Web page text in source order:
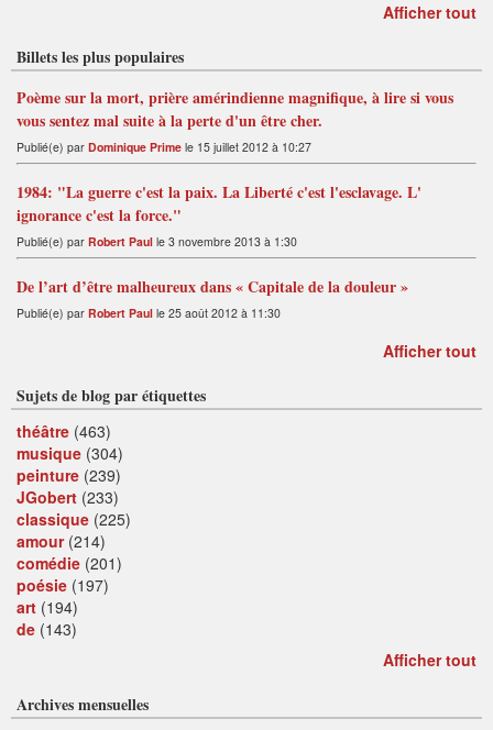
Afficher tout
Billets les plus populaires
Poème sur la mort, prière amérindienne magnifique, à lire si vous
vous sentez mal suite à la perte d'un être cher.
Publié(e) par Dominique Prime le 15 juillet 2012 à 10:27
1984: "La guerre c'est la paix. La Liberté c'est l'esclavage. L'
ignorance c'est la force."
Publié(e) par Robert Paul le 3 novembre 2013 à 1:30
De l’art d’être malheureux dans « Capitale de la douleur »
Publié(e) par Robert Paul le 25 août 2012 à 11:30
Afficher tout
Sujets de blog par étiquettes
théâtre (463)
musique (304)
peinture (239)
JGobert (233)
classique (225)
amour(214)
comédie (201)
poésie (197)
art (194)
de (143)
Afficher tout
Archives mensuelles